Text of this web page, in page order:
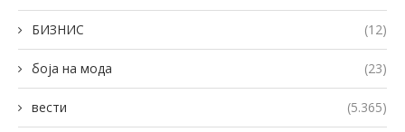
БИЗНИС (12)
боја на мода (23)
вести (5.365)